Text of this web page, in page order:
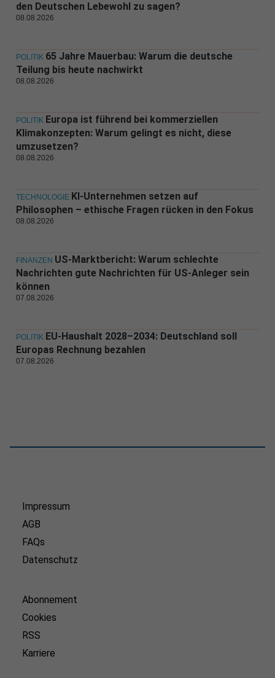
den Deutschen Lebewohl zu sagen?
08.08.2026
POLITIK 65 Jahre Mauerbau: Warum die deutsche
Teilung bis heute nachwirkt
08.08.2026
POLITIK Europa ist führend bei kommerziellen
Klimakonzepten: Warum gelingt es nicht, diese
umzusetzen?
08.08.2026
TECHNOLOGIE KI-Unternehmen setzen auf
Philosophen – ethische Fragen rücken in den Fokus
08.08.2026
FINANZEN US-Marktbericht: Warum schlechte
Nachrichten gute Nachrichten für US-Anleger sein
können
07.08.2026
POLITIK EU-Haushalt 2028–2034: Deutschland soll
Europas Rechnung bezahlen
07.08.2026
Impressum
AGB
FAQs
Datenschutz
Abonnement
Cookies
RSS
Karriere